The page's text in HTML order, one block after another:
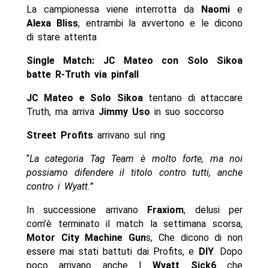
La campionessa viene interrotta da Naomi e
Alexa Bliss, entrambi la avvertono e le dicono
di stare attenta
Single Match: JC Mateo con Solo Sikoa
batte R-Truth via pinfall
JC Mateo e Solo Sikoatentano di attaccare
Truth, ma arriva Jimmy Uso in suo soccorso
Street Profitsarrivano sul ring
“La categoria Tag Team è molto forte, ma noi
possiamo difendere il titolo contro tutti, anche
contro i Wyatt.”
In successione arrivano Fraxiom, delusi per
com’è terminato il match la settimana scorsa,
Motor City Machine Guns, Che dicono di non
essere mai stati battuti dai Profits, e DIY. Dopo
poco arrivano anche IWyatt Sick6che